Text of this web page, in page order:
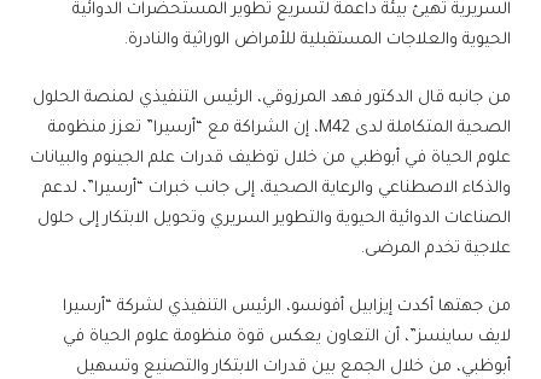
السريرية تهيئ بيئة داعمة لتسريع تطوير المستحضرات الدوائية
الحيوية والعلاجات المستقبلية للأمراض الوراثية والنادرة.
من جانبه قال الدكتور فهد المرزوقي، الرئيس التنفيذي لمنصة الحلول
الصحية المتكاملة لدى M42، إن الشراكة مع “أرسيرا” تعزز منظومة
علوم الحياة في أبوظبي من خلال توظيف قدرات علم الجينوم والبيانات
والذكاء الاصطناعي والرعاية الصحية، إلى جانب خبرات “أرسيرا”، لدعم
الصناعات الدوائية الحيوية والتطوير السريري وتحويل الابتكار إلى حلول
علاجية تخدم المرضى.
من جهتها أكدت إيزابيل أفونسو، الرئيس التنفيذي لشركة “أرسيرا
لايف ساينسز”، أن التعاون يعكس قوة منظومة علوم الحياة في
أبوظبي، من خلال الجمع بين قدرات الابتكار والتصنيع وتسهيل